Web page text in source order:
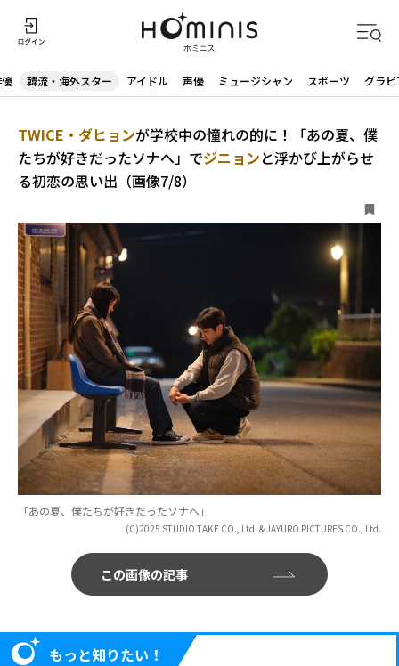
韓流・海外スター アイドル 声優 ミュージシャン スポーツ グラビ
TWICE・ダヒョンが学校中の憧れの的に！「あの夏、僕
たちが好きだったソナへ」でジニョンと浮かび上がらせ
る初恋の思い出（画像7/8）
「あの夏、僕たちが好きだったソナへ」
(C)2025 STUDIO TAKE CO., Ltd. & JAYURO PICTURES CO., Ltd.
この画像の記事
もっと知りたい！